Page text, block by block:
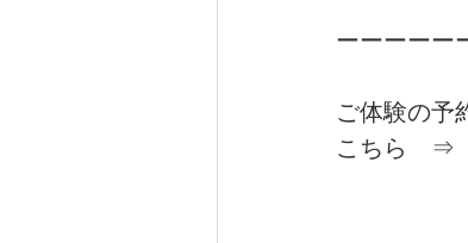
ーーーーー
ご体験の予
こちら　⇒